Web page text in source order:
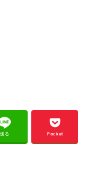
送る Pocket